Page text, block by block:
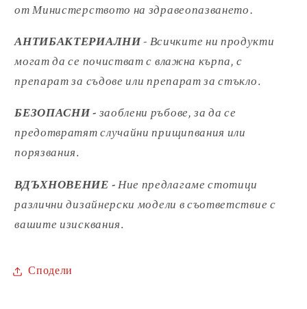
отМинистерството на здравеопазването.
АНТИБАКТЕРИАЛНИ- Всичките ни продукти
могат да се почистват с влажна кърпа, с
препарат за съдове или препарат за стъкло.
БЕЗОПАСНИ - заоблени ръбове, за да се
предотвратят случайни прищипвания или
порязвания.
ВДЪХНОВЕНИЕ -Ние предлагаме стотици
различни дизайнерски модели в съответствие с
вашите изисквания.
Сподели